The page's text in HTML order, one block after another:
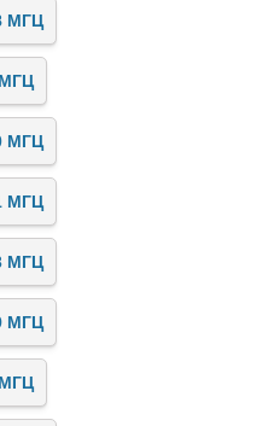
МГЦ
МГЦ
МГЦ
МГЦ
МГЦ